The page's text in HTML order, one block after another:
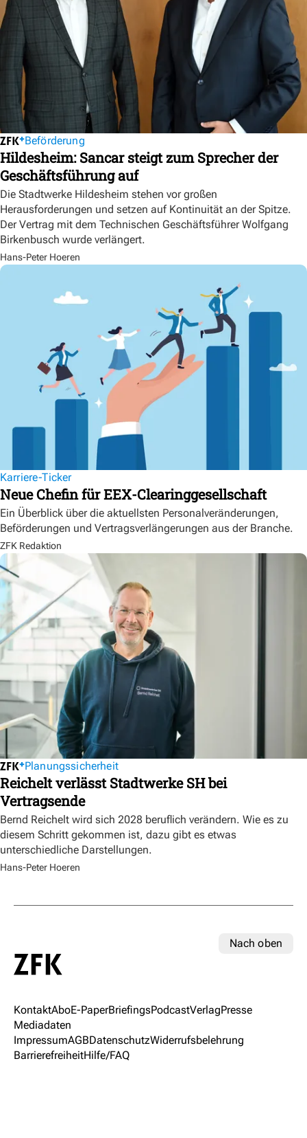
Beförderung
Hildesheim: Sancar steigt zum Sprecher der
Geschäftsführung auf
Die Stadtwerke Hildesheim stehen vor großen
Herausforderungen und setzen auf Kontinuität an der Spitze.
Der Vertrag mit dem Technischen Geschäftsführer Wolfgang
Birkenbusch wurde verlängert.
Hans-Peter Hoeren
Karriere-Ticker
Neue Chefin für EEX-Clearinggesellschaft
Ein Überblick über die aktuellsten Personalveränderungen,
Beförderungen und Vertragsverlängerungen aus der Branche.
ZFK Redaktion
Planungssicherheit
Reichelt verlässt Stadtwerke SH bei
Vertragsende
Bernd Reichelt wird sich 2028 beruflich verändern. Wie es zu
diesem Schritt gekommen ist, dazu gibt es etwas
unterschiedliche Darstellungen.
Hans-Peter Hoeren
Nach oben
KontaktAboE-PaperBriefingsPodcastVerlagPresse
Mediadaten
ImpressumAGBDatenschutzWiderrufsbelehrung
BarrierefreiheitHilfe/FAQ